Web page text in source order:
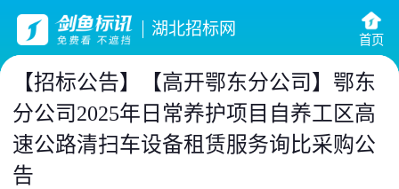
湖北招标网
首页
【招标公告】【高开鄂东分公司】鄂东
分公司2025年日常养护项目自养工区高
速公路清扫车设备租赁服务询比采购公
告